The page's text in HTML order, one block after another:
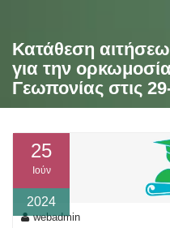
Κατάθεση
για την
Γεωπονίας στις
25
Ιούν
2024
webadmin